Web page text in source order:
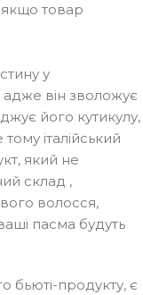
якщо товар
у
він зволожує
його кутикулу,
італійський
який не
склад ,
волосся,
пасма будуть
бьюті-продукту, є